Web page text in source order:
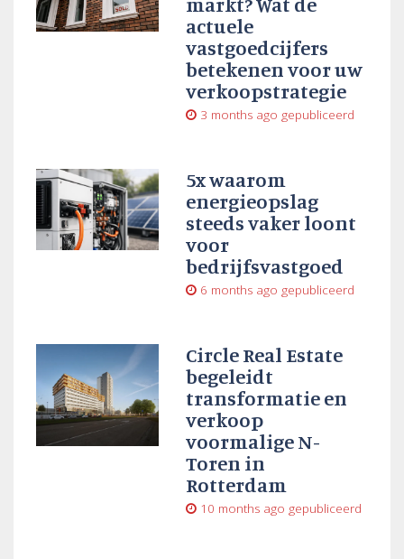
actuele
vastgoedcijfers
betekenen voor uw
verkoopstrategie
3 months ago gepubliceerd
5x waarom
energieopslag
steeds vaker loont
voor
bedrijfsvastgoed
6 months ago gepubliceerd
Circle Real Estate
begeleidt
transformatie en
verkoop
voormalige N-
Toren in
Rotterdam
10 months ago gepubliceerd